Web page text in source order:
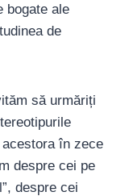
bogate ale
de
să urmăriți
în zece
despre cei pe
despre cei